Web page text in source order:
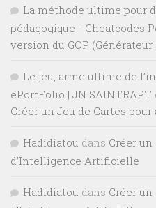
La méthode ultime pour
pédagogique - Cheatcodes
version du GOP
Le jeu, arme ultime de
ePortFolio | JN SAINTRAPT
Créer un Jeu de Cartes
Hadidiatou dans Créer
d’Intelligence Artificielle
Hadidiatou dans Créer